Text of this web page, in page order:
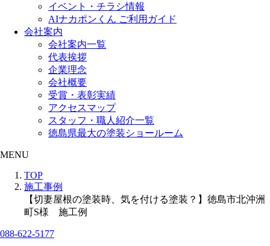
イベント・チラシ情報
AIナカポンくん ご利用ガイド
会社案内
会社案内一覧
代表挨拶
企業理念
会社概要
受賞・表彰実績
アクセスマップ
スタッフ・職人紹介一覧
徳島県最大の塗装ショールーム
MENU
TOP
施工事例
【切妻屋根の塗装時、気を付ける塗装？】徳島市北沖洲
町S様 施工例
088-622-5177